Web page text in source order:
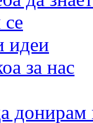
идеи
за нас